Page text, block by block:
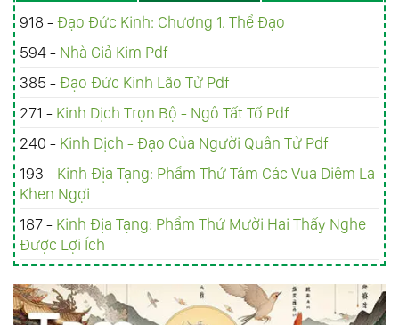
918 -Đạo Đức Kinh: Chương 1. Thể Đạo
594 - Nhà Giả Kim Pdf
385 -Đạo Đức Kinh Lão Tử Pdf
271 - Kinh Dịch Trọn Bộ - Ngô Tất Tố Pdf
240 - Kinh Dịch - Đạo Của Người Quân Tử Pdf
193 - Kinh Ðịa Tạng: Phẩm Thứ Tám Các Vua Diêm La
Khen Ngợi
187 - Kinh Ðịa Tạng: Phẩm Thứ Mười Hai Thấy Nghe
Được Lợi Ích